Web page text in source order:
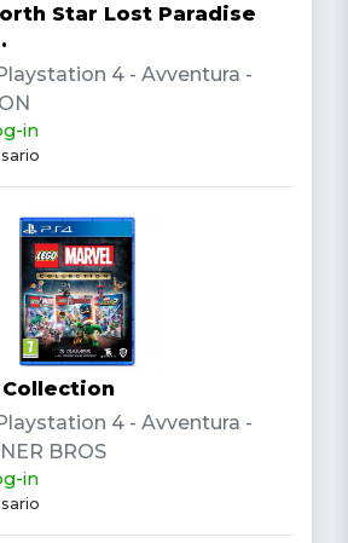
Star Lost Paradise
4 - Avventura -
in
4 - Avventura -
BROS
in